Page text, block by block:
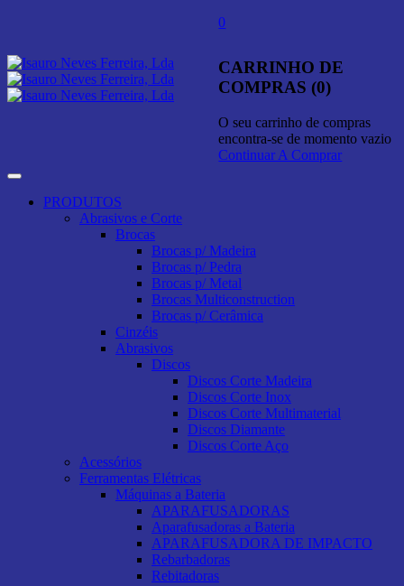
0
CARRINHO DE
COMPRAS (0)
O seu carrinho de compras
encontra-se de momento vazio
Continuar A Comprar
PRODUTOS
Abrasivos e Corte
Brocas
Brocas p/ Madeira
Brocas p/ Pedra
Brocas p/ Metal
Brocas Multiconstruction
Brocas p/ Cerâmica
Cinzéis
Abrasivos
Discos
Discos Corte Madeira
Discos Corte Inox
Discos Corte Multimaterial
Discos Diamante
Discos Corte Aço
Acessórios
Ferramentas Elétricas
Máquinas a Bateria
APARAFUSADORAS
Aparafusadoras a Bateria
APARAFUSADORA DE IMPACTO
Rebarbadoras
Rebitadoras